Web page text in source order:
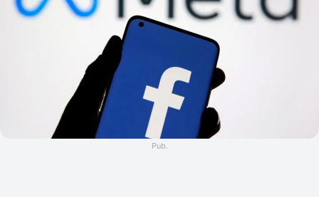
Pub.